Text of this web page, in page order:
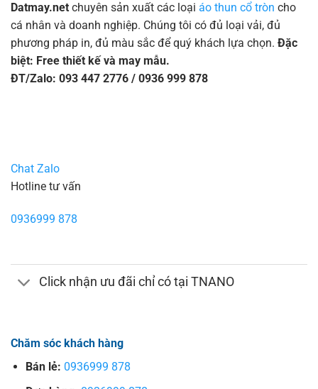
Datmay.net chuyên sản xuất các loại áo thun cổ tròn cho
cá nhân và doanh nghiệp. Chúng tôi có đủ loại vải, đủ
phương pháp in, đủ màu sắc để quý khách lựa chọn. Đặc
biệt: Free thiết kế và may mẫu.
ĐT/Zalo: 093 447 2776 / 0936 999 878
Chat Zalo
Hotline tư vấn
0936999 878
Click nhận ưu đãi chỉ có tại TNANO
Chăm sóc khách hàng
Bán lẻ: 0936999 878